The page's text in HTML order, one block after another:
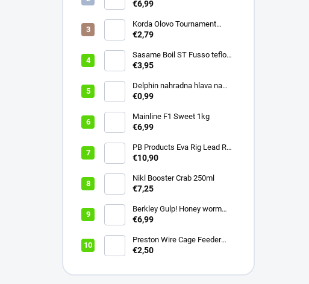
4,5cm Chartreuse
€6,99
Korda Olovo Tournament
Casting Swivel 3.75oz 105gr
€2,79
Sasame Boil ST Fusso teflon
v.4 ocko
€3,95
Delphin nahradna hlava na
swiger
€0,99
Mainline F1 Sweet 1kg
€6,99
PB Products Eva Rig Lead Rod
Wrap
€10,90
Nikl Booster Crab 250ml
€7,25
Berkley Gulp! Honey worm
4,5cm Bubblegum
€6,99
Preston Wire Cage Feeder
Small 20g
€2,50